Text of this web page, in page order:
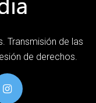
Transmisión de las
de derechos.